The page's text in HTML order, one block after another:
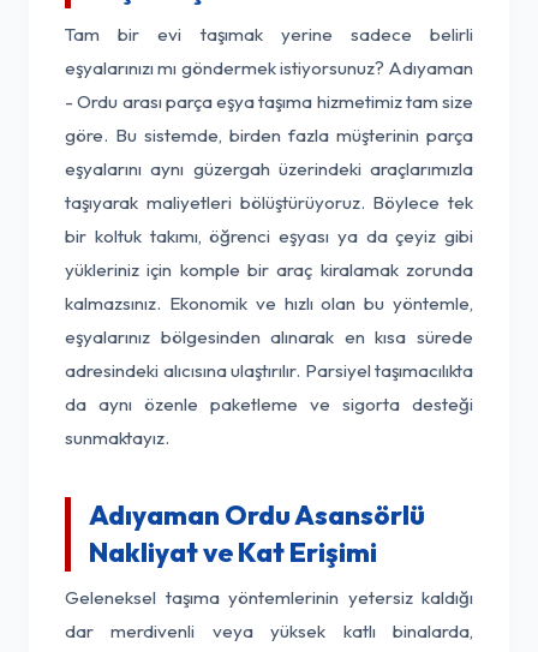
Tam bir evi taşımak yerine sadece belirli
eşyalarınızı mı göndermek istiyorsunuz? Adıyaman
- Ordu arası parça eşya taşıma hizmetimiz tam size
göre. Bu sistemde, birden fazla müşterinin parça
eşyalarını aynı güzergah üzerindeki araçlarımızla
taşıyarak maliyetleri bölüştürüyoruz. Böylece tek
bir koltuk takımı, öğrenci eşyası ya da çeyiz gibi
yükleriniz için komple bir araç kiralamak zorunda
kalmazsınız. Ekonomik ve hızlı olan bu yöntemle,
eşyalarınız bölgesinden alınarak en kısa sürede
adresindeki alıcısına ulaştırılır. Parsiyel taşımacılıkta
da aynı özenle paketleme ve sigorta desteği
sunmaktayız.
Adıyaman Ordu Asansörlü
Nakliyat ve Kat Erişimi
Geleneksel taşıma yöntemlerinin yetersiz kaldığı
dar merdivenli veya yüksek katlı binalarda,